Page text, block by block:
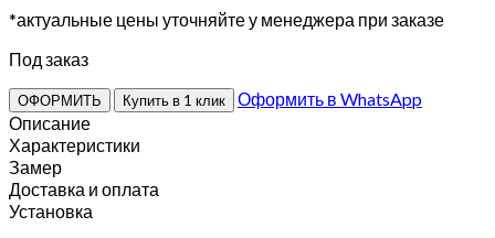
*актуальные цены уточняйте у менеджера при заказе
Под заказ
ОФОРМИТЬ Купить в 1 клик
Оформить в WhatsApp
Описание
Характеристики
Замер
Доставка и оплата
Установка